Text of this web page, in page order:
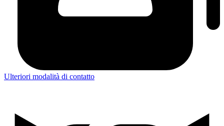
Ulteriori modalità di contatto